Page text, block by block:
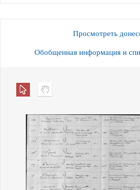
Просмотреть
Обобщенная информация и